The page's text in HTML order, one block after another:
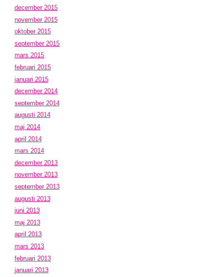
december 2015
november 2015
oktober 2015
september 2015
mars 2015
februari 2015
januari 2015
december 2014
september 2014
augusti 2014
maj 2014
april 2014
mars 2014
december 2013
november 2013
september 2013
augusti 2013
juni 2013
maj 2013
april 2013
mars 2013
februari 2013
januari 2013